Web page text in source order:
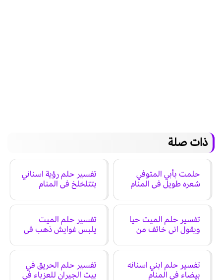
ذات صلة
حلمت بأبي المتوفي
شعره طويل في المنام
تفسير حلم رؤية اسناني
بتتلخلخ في المنام
تفسير حلم الميت حيا
ويقول اني خائف من
تفسير حلم الميت
يلبس غوايش ذهب في
تفسير حلم ابني اسنانه
بيضاء في المنام
تفسير حلم الحريق في
بيت الجيران للعزباء في